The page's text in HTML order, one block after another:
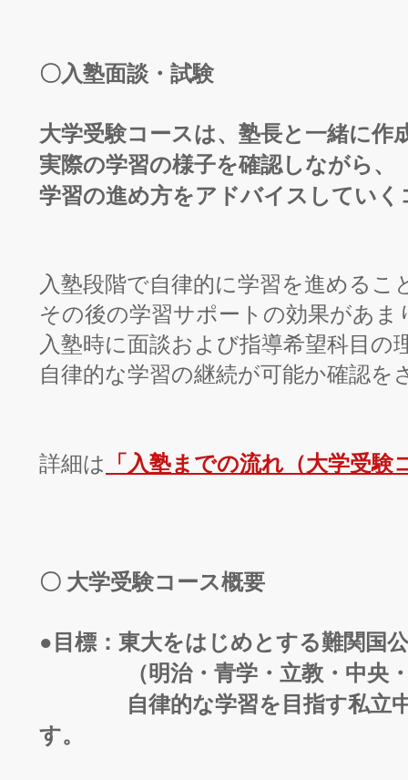
〇入塾面談・試験
大学受験コースは、塾長と一緒に作
実際の学習の様子を確認しながら、
学習の進め方をアドバイスしてい
入塾段階で自律的に学習を進める
その後の学習サポートの効果があ
入塾時に面談および指導希望科目
自律的な学習の継続が可能か確認
詳細は 「入塾までの流れ（大学受験
〇 大学受験コース概要
●目標：東大をはじめとする難関国
（明治・青学・立教・中央・
自律的な学習を目指す私立中
す。